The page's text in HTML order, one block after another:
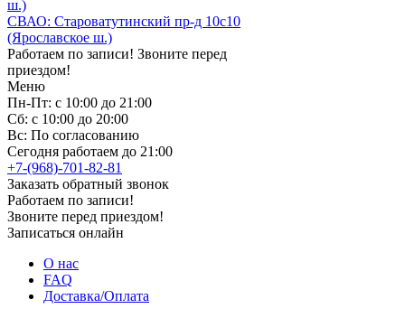
ш.)
СВАО: Староватутинский пр-д 10с10
(Ярославское ш.)
Работаем по записи! Звоните перед
приездом!
Меню
Пн-Пт: с 10:00 до 21:00
Сб: с 10:00 до 20:00
Вс: По согласованию
Сегодня работаем до 21:00
+7-(968)-701-82-81
Заказать обратный звонок
Работаем по записи!
Звоните перед приездом!
Записаться онлайн
О нас
FAQ
Доставка/Оплата